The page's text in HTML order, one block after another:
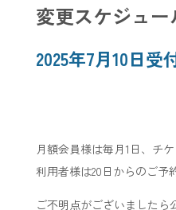
変更スケジュー
2025年7月10日
月額会員様は毎月1日、チ
利用者様は20日からのご予
ご不明点がございましたら